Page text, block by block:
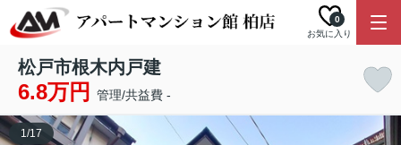
お気に入り
0
松戸市根木内戸建
6.8万円 管理/共益費 -
1/17